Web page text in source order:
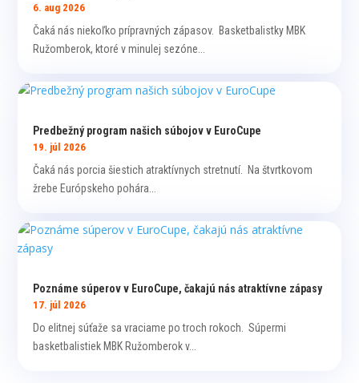
6. aug 2026
Čaká nás niekoľko prípravných zápasov. Basketbalistky MBK
Ružomberok, ktoré v minulej sezóne...
Predbežný program našich súbojov v EuroCupe
19. júl 2026
Čaká nás porcia šiestich atraktívnych stretnutí. Na štvrtkovom
žrebe Európskeho pohára...
Poznáme súperov v EuroCupe, čakajú nás atraktívne zápasy
17. júl 2026
Do elitnej súťaže sa vraciame po troch rokoch. Súpermi
basketbalistiek MBK Ružomberok v...